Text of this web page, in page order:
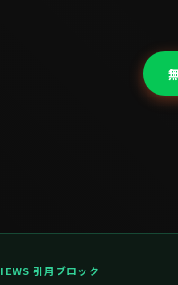
を顧客管理・予約・